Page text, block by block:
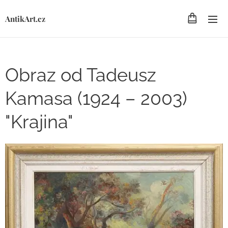
AntikArt.cz
Obraz od Tadeusz
Kamasa (1924 – 2003)
"Krajina"